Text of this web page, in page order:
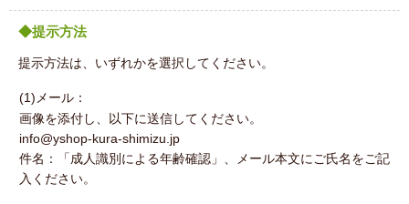
◆提示方法
提示方法は、いずれかを選択してください。
(1)メール：
画像を添付し、以下に送信してください。
info@yshop-kura-shimizu.jp
件名：「成人識別による年齢確認」、メール本文にご氏名をご記
入ください。